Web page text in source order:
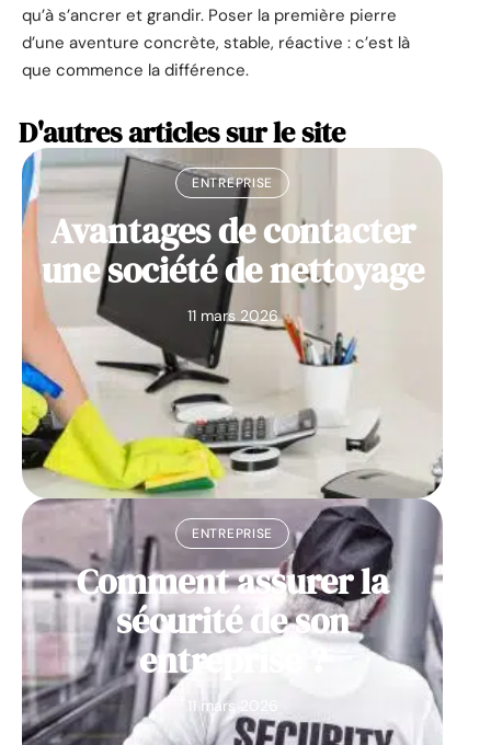
qu’à s’ancrer et grandir. Poser la première pierre
d’une aventure concrète, stable, réactive : c’est là
que commence la différence.
D'autres articles sur le site
ENTREPRISE
Avantages de contacter
une société de nettoyage
11 mars 2026
ENTREPRISE
Comment assurer la
sécurité de son
entreprise ?
11 mars 2026